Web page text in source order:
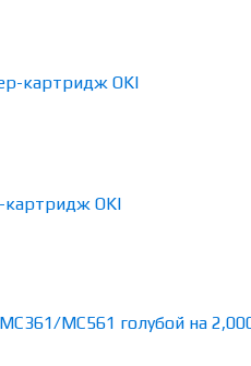
OKI